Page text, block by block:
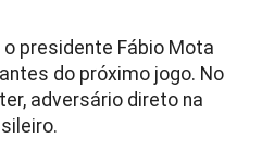
presidente Fábio Mota
do próximo jogo. No
adversário direto na